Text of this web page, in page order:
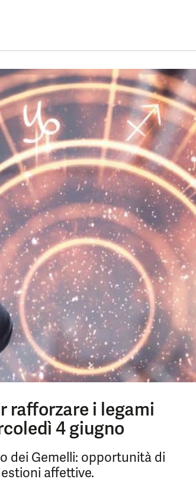
rafforzare i legami
4 giugno
dei Gemelli: opportunità di
affettive.